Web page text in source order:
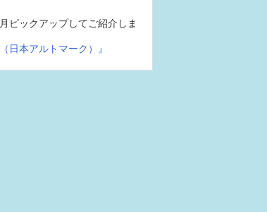
ピックアップしてご紹介しま
日本アルトマーク）』